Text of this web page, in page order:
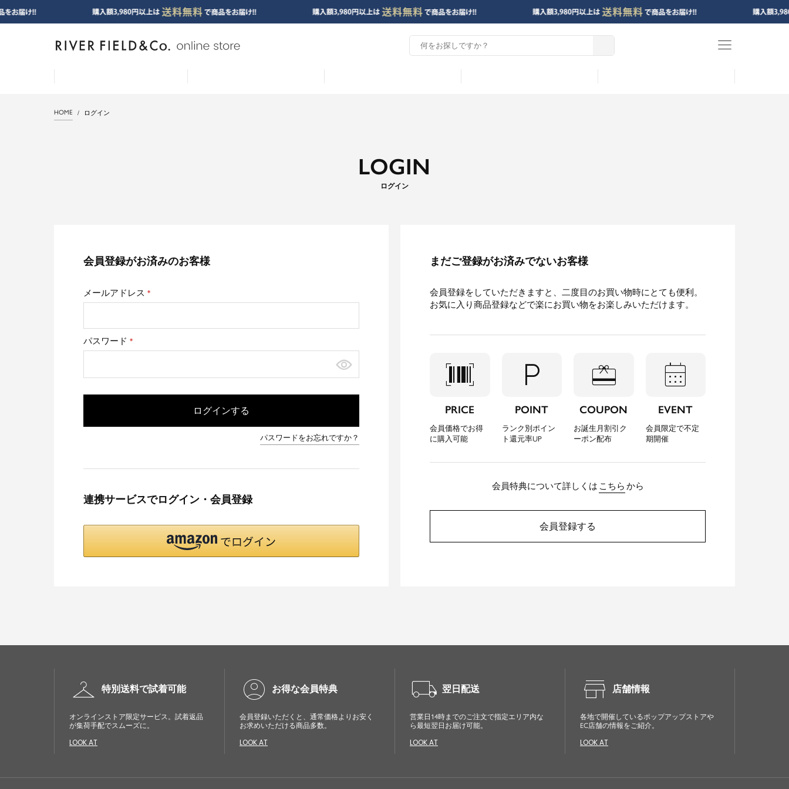
menu
HOME ログイン
LOGIN
ログイン
会員登録がお済みのお客様
メールアドレス
パスワード
ログインする
パスワードをお忘れですか？
連携サービスでログイン・会員登録
まだご登録がお済みでないお客様
会員登録をしていただきますと、二度目のお買い物時にとても便利。
お気に入り商品登録などで楽にお買い物をお楽しみいただけます。
barcode_scanner
PRICE
会員価格でお得
に購入可能
local_parking
POINT
ランク別ポイン
ト還元率UP
redeem
COUPON
お誕生月割引ク
ーポン配布
calendar_month
EVENT
会員限定で不定
期開催
会員特典について詳しくは こちら から
会員登録する
checkroom 特別送料で試着可能
オンラインストア限定サービス。試着返品
が集荷手配でスムーズに。
LOOK AT
account_circle お得な会員特典
会員登録いただくと、通常価格よりお安く
お求めいただける商品多数。
LOOK AT
local_shipping 翌日配送
営業日14時までのご注文で指定エリア内な
ら最短翌日お届け可能。
LOOK AT
store 店舗情報
各地で開催しているポップアップストアや
EC店舗の情報をご紹介。
LOOK AT